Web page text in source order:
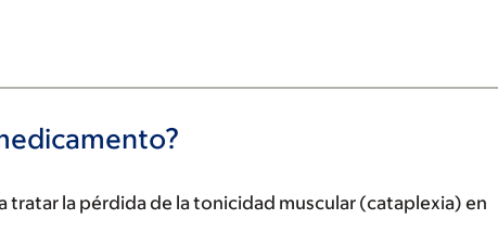
tratar la pérdida de la tonicidad muscular (cataplexia) en